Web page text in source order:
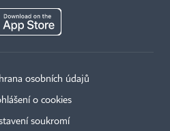
osobních údajů
o cookies
soukromí